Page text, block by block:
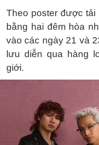
Theo poster được tải
bằng hai đêm hòa
vào các ngày 21 và
lưu diễn qua hàng
giới.